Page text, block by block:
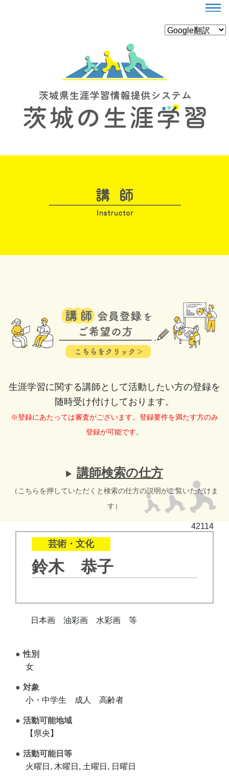
生涯学習に関する講師として活動したい方の登録を
随時受け付けしております。
※登録にあたっては審査がございます。登録要件を満たす方のみ
登録が可能です。
講師検索の仕方
（こちらを押していただくと検索の仕方の説明がご覧いただけま
す）
42114
芸術・文化
鈴木 恭子
日本画 油彩画 水彩画 等
性別
女
対象
小・中学生 成人 高齢者
活動可能地域
【県央】
活動可能日等
火曜日, 木曜日, 土曜日, 日曜日